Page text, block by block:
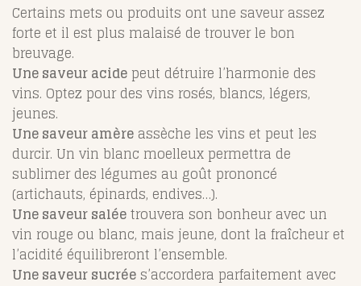
Certains mets ou produits ont une saveur assez
forte et il est plus malaisé de trouver le bon
breuvage.
Une saveur acide peut détruire l’harmonie des
vins. Optez pour des vins rosés, blancs, légers,
jeunes.
Une saveur amère assèche les vins et peut les
durcir. Un vin blanc moelleux permettra de
sublimer des légumes au goût prononcé
(artichauts, épinards, endives…).
Une saveur saléetrouvera son bonheur avec un
vin rouge ou blanc, mais jeune, dont la fraîcheur et
l’acidité équilibreront l’ensemble.
Une saveur sucrée s’accordera parfaitement avec